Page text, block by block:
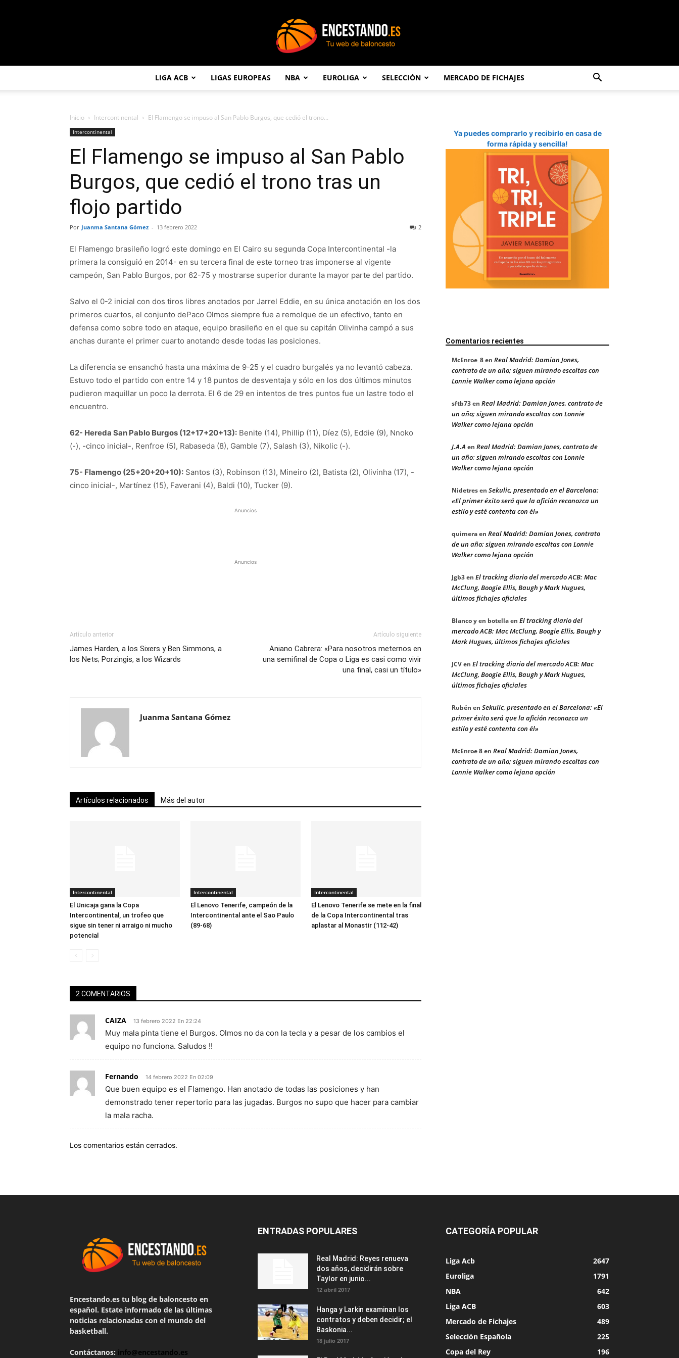
LIGA ACB LIGAS EUROPEAS NBA EUROLIGA SELECCIÓN MERCADO DE FICHAJES
Inicio Intercontinental El Flamengo se impuso al San Pablo Burgos, que cedió el trono...
Intercontinental
El Flamengo se impuso al San Pablo
Burgos, que cedió el trono tras un
flojo partido
Por Juanma Santana Gómez - 13 febrero 2022 2
El Flamengo brasileño logró este domingo en El Cairo su segunda Copa Intercontinental -la
primera la consiguió en 2014- en su tercera final de este torneo tras imponerse al vigente
campeón, San Pablo Burgos, por 62-75 y mostrarse superior durante la mayor parte del partido.
Salvo el 0-2 inicial con dos tiros libres anotados por Jarrel Eddie, en su única anotación en los dos
primeros cuartos, el conjunto dePaco Olmos siempre fue a remolque de un efectivo, tanto en
defensa como sobre todo en ataque, equipo brasileño en el que su capitán Olivinha campó a sus
anchas durante el primer cuarto anotando desde todas las posiciones.
La diferencia se ensanchó hasta una máxima de 9-25 y el cuadro burgalés ya no levantó cabeza.
Estuvo todo el partido con entre 14 y 18 puntos de desventaja y sólo en los dos últimos minutos
pudieron maquillar un poco la derrota. El 6 de 29 en intentos de tres puntos fue un lastre todo el
encuentro.
62- Hereda San Pablo Burgos (12+17+20+13): Benite (14), Phillip (11), Díez (5), Eddie (9), Nnoko
(-), -cinco inicial-, Renfroe (5), Rabaseda (8), Gamble (7), Salash (3), Nikolic (-).
75- Flamengo (25+20+20+10): Santos (3), Robinson (13), Mineiro (2), Batista (2), Olivinha (17), -
cinco inicial-, Martínez (15), Faverani (4), Baldi (10), Tucker (9).
Anuncios
Anuncios
Artículo anterior
James Harden, a los Sixers y Ben Simmons, a
los Nets; Porzingis, a los Wizards
Artículo siguiente
Aniano Cabrera: «Para nosotros meternos en
una semifinal de Copa o Liga es casi como vivir
una final, casi un título»
Juanma Santana Gómez
Artículos relacionados Más del autor
Intercontinental
El Unicaja gana la Copa
Intercontinental, un trofeo que
sigue sin tener ni arraigo ni mucho
potencial
Intercontinental
El Lenovo Tenerife, campeón de la
Intercontinental ante el Sao Paulo
(89-68)
Intercontinental
El Lenovo Tenerife se mete en la final
de la Copa Intercontinental tras
aplastar al Monastir (112-42)
2 COMENTARIOS
CAIZA 13 febrero 2022 En 22:24
Muy mala pinta tiene el Burgos. Olmos no da con la tecla y a pesar de los cambios el
equipo no funciona. Saludos !!
Fernando 14 febrero 2022 En 02:09
Que buen equipo es el Flamengo. Han anotado de todas las posiciones y han
demonstrado tener repertorio para las jugadas. Burgos no supo que hacer para cambiar
la mala racha.
Los comentarios están cerrados.
Ya puedes comprarlo y recibirlo en casa de
forma rápida y sencilla!
Comentarios recientes
McEnroe_8en Real Madrid: Damian Jones,
contrato de un año; siguen mirando escoltas con
Lonnie Walker como lejana opción
sftb73en Real Madrid: Damian Jones, contrato de
un año; siguen mirando escoltas con Lonnie
Walker como lejana opción
J.A.A en Real Madrid: Damian Jones, contrato de
un año; siguen mirando escoltas con Lonnie
Walker como lejana opción
Nidetresen Sekulic, presentado en el Barcelona:
«El primer éxito será que la afición reconozca un
estilo y esté contenta con él»
quimeraen Real Madrid: Damian Jones, contrato
de un año; siguen mirando escoltas con Lonnie
Walker como lejana opción
Jgb3en El tracking diario del mercado ACB: Mac
McClung, Boogie Ellis, Baugh y Mark Hugues,
últimos fichajes oficiales
Blanco y en botellaen El tracking diario del
mercado ACB: Mac McClung, Boogie Ellis, Baugh y
Mark Hugues, últimos fichajes oficiales
JCVen El tracking diario del mercado ACB: Mac
McClung, Boogie Ellis, Baugh y Mark Hugues,
últimos fichajes oficiales
Rubén en Sekulic, presentado en el Barcelona: «El
primer éxito será que la afición reconozca un
estilo y esté contenta con él»
McEnroe 8en Real Madrid: Damian Jones,
contrato de un año; siguen mirando escoltas con
Lonnie Walker como lejana opción
Encestando.es tu blog de baloncesto en
español. Estate informado de las últimas
noticias relacionadas con el mundo del
basketball.
Contáctanos: info@encestando.es
ENTRADAS POPULARES
Real Madrid: Reyes renueva
dos años, decidirán sobre
Taylor en junio...
12 abril 2017
Hanga y Larkin examinan los
contratos y deben decidir; el
Baskonia...
18 julio 2017
CATEGORÍA POPULAR
Liga Acb
2647
Euroliga
1791
NBA
642
Liga ACB
603
Mercado de Fichajes
489
Selección Española
225
Copa del Rey
196